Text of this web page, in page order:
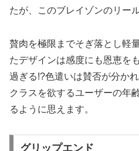
たが、このブレイゾンのリー
贅肉を極限までそぎ落とし軽
たデザインは感度にも恩恵を
過ぎる!?色遣いは賛否が分か
クラスを欲するユーザーの年
るように思えます。
グリップエンド